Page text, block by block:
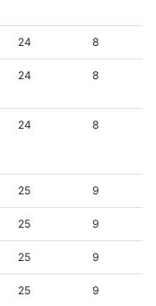
24 8
24 8
24 8
25 9
25 9
25 9
25 9